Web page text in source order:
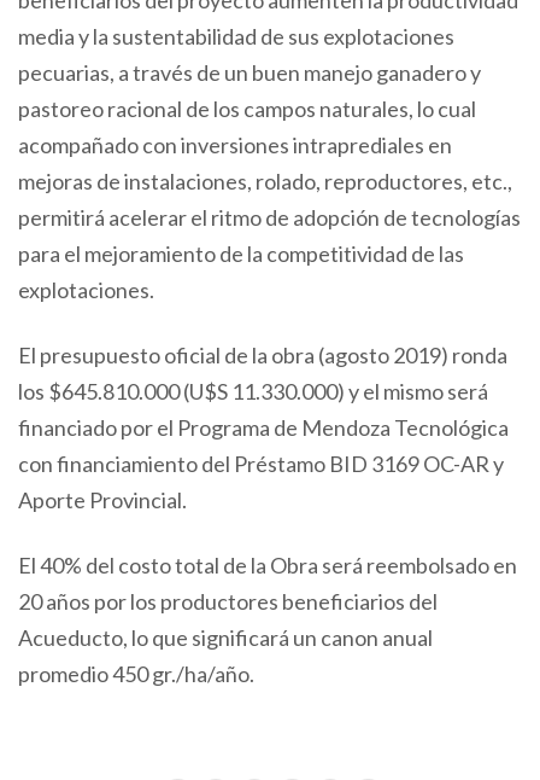
media y la sustentabilidad de sus explotaciones
pecuarias, a través de un buen manejo ganadero y
pastoreo racional de los campos naturales, lo cual
acompañado con inversiones intraprediales en
mejoras de instalaciones, rolado, reproductores, etc.,
permitirá acelerar el ritmo de adopción de tecnologías
para el mejoramiento de la competitividad de las
explotaciones.
El presupuesto oficial de la obra (agosto 2019) ronda
los $645.810.000 (U$S 11.330.000) y el mismo será
financiado por el Programa de Mendoza Tecnológica
con financiamiento del Préstamo BID 3169 OC-AR y
Aporte Provincial.
El 40% del costo total de la Obra será reembolsado en
20 años por los productores beneficiarios del
Acueducto, lo que significará un canon anual
promedio 450 gr./ha/año.